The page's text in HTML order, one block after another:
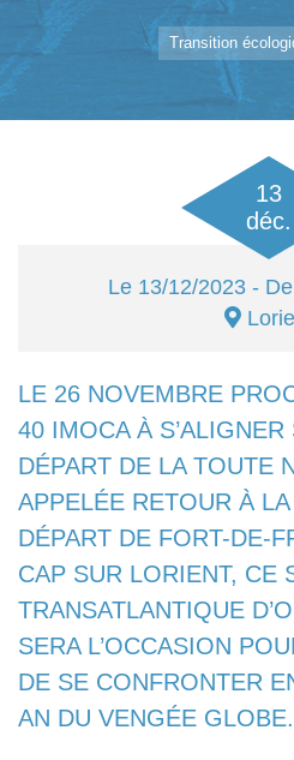
Transition
13
déc.
Le 13/12/2023- De
LE 26 NOVEMBRE
40 IMOCA À
DÉPART DE LA TOUTE
APPELÉE RETOUR À
DÉPART DE FORT-DE-
CAP SUR LORIENT, CE
TRANSATLANTIQUE
SERA L’OCCASION
DE SE CONFRONTER
AN DU VENGÉE GLOBE.